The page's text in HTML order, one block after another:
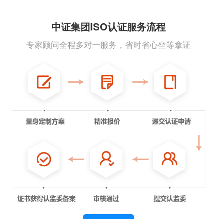
中证集团ISO认证服务流程
专家顾问全程多对一服务，省时省心坐等拿证